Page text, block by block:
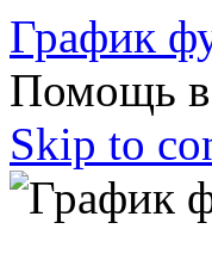
График
Помощь в
Skip to